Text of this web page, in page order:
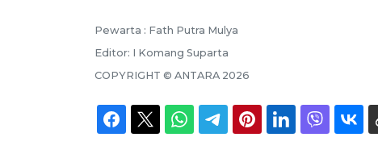
Pewarta : Fath Putra Mulya
Editor: I Komang Suparta
COPYRIGHT © ANTARA 2026